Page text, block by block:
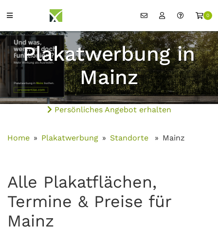
0
Plakatwerbung in
Mainz
Persönliches Angebot erhalten
Home Plakatwerbung Standorte Mainz
Alle Plakatflächen,
Termine & Preise für
Mainz